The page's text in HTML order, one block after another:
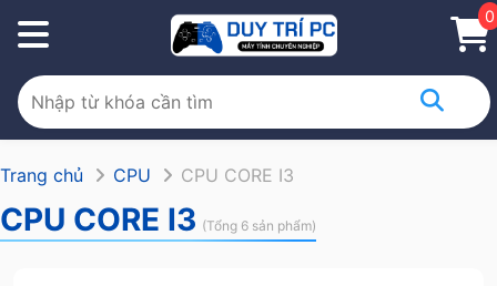
0
Trang chủ CPU CPU CORE I3
CPU CORE I3 (Tổng 6 sản phẩm)